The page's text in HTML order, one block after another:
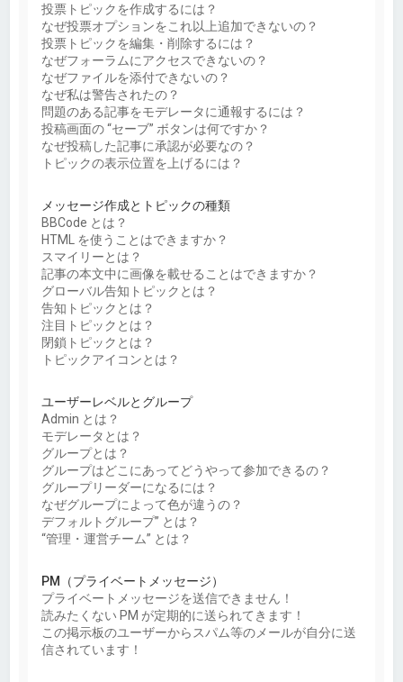
投票トピックを作成するには？
なぜ投票オプションをこれ以上追加できないの？
投票トピックを編集・削除するには？
なぜフォーラムにアクセスできないの？
なぜファイルを添付できないの？
なぜ私は警告されたの？
問題のある記事をモデレータに通報するには？
投稿画面の “セーブ” ボタンは何ですか？
なぜ投稿した記事に承認が必要なの？
トピックの表示位置を上げるには？
メッセージ作成とトピックの種類
BBCode とは？
HTML を使うことはできますか？
スマイリーとは？
記事の本文中に画像を載せることはできますか？
グローバル告知トピックとは？
告知トピックとは？
注目トピックとは？
閉鎖トピックとは？
トピックアイコンとは？
ユーザーレベルとグループ
Admin とは？
モデレータとは？
グループとは？
グループはどこにあってどうやって参加できるの？
グループリーダーになるには？
なぜグループによって色が違うの？
デフォルトグループ” とは？
“管理・運営チーム” とは？
PM（プライベートメッセージ）
プライベートメッセージを送信できません！
読みたくない PM が定期的に送られてきます！
この掲示板のユーザーからスパム等のメールが自分に送
信されています！